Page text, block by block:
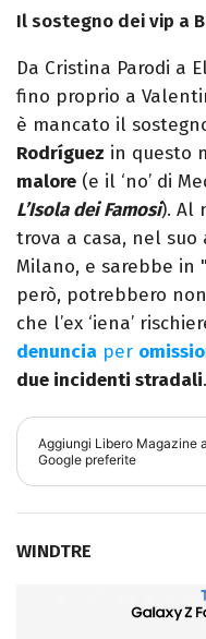
Il sostegno dei vip a
Da Cristina Parodi a
fino proprio a
è mancato il
Rodríguez in questo
malore (e il ‘no’ di
L’Isola dei Famosi). Al
trova a casa, nel
Milano, e sarebbe in
però, potrebbero
che l’ex ‘iena’
denuncia per
due incidenti stradali.
Aggiungi Libero Magazine
Google preferite
WINDTRE